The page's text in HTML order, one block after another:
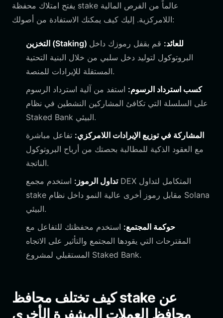
يفتح امتلاك محفظة stake عالماً من الفرص المالية
اللامركزية. إليك كيف يمكنك الاستفادة من أصولك:
التخزين (Staking) للعائد: قم بقفل رموزك داخل
البروتوكول لتوليد دخل سلبي من خلال البنية التحتية
المستقلة للإيرادات للمنصة.
كسب استرداد الرسوم: استفد من آلية استرداد الرسوم
على السلسلة التي تكافئ المشاركين النشطين في نظام
Staked Bank البيئي.
المشاركة في توزيع الإيرادات اللامركزي: تفاعل مباشرة
مع العقود الذكية للمطالبة بحصتك من أرباح البروتوكول
الناتجة.
تداول الرموز: استخدم مجمع DEX المتكامل لتداول
stake مقابل رموز أخرى عالية النمو داخل نظام Solana
البيئي.
حوكمة المجتمع: استخدم محفظتك للتفاعل مع
المقترحات التي يقودها المجتمع والتأثير على الاتجاه
المستقبلي لمشروع Staked Bank.
كيف تختلف محافظ stake عن
محافظ العملات المشفرة الأخرى